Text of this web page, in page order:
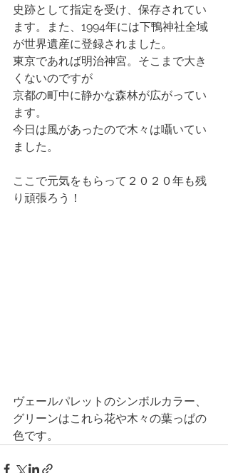
史跡として指定を受け、保存されてい
ます。また、1994年には下鴨神社全域
が世界遺産に登録されました。
東京であれば明治神宮。そこまで大き
くないのですが
京都の町中に静かな森林が広がってい
ます。
今日は風があったので木々は囁いてい
ました。
ここで元気をもらって２０２０年も残
り頑張ろう！
ヴェールパレットのシンボルカラー、
グリーンはこれら花や木々の葉っぱの
色です。